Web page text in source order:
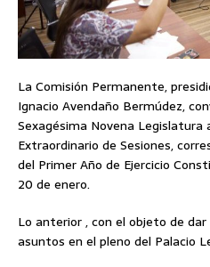
La Comisión Permanente,
Ignacio Avendaño Bermúdez,
Sexagésima Novena Legislatura
Extraordinario de Sesiones,
del Primer Año de Ejercicio
20 de enero.
Lo anterior , con el objeto de
asuntos en el pleno del Palacio